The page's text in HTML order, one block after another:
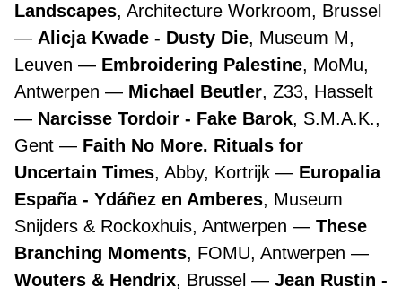
Landscapes, Architecture Workroom, Brussel
Alicja Kwade - Dusty Die, Museum M,
Leuven
Embroidering Palestine, MoMu,
Antwerpen
Michael Beutler, Z33, Hasselt
Narcisse Tordoir - Fake Barok, S.M.A.K.,
Gent
Faith No More. Rituals for
Uncertain Times, Abby, Kortrijk
Europalia
España - Ydáñez en Amberes, Museum
Snijders & Rockoxhuis, Antwerpen
These
Branching Moments, FOMU, Antwerpen
Wouters & Hendrix, Brussel
Jean Rustin -